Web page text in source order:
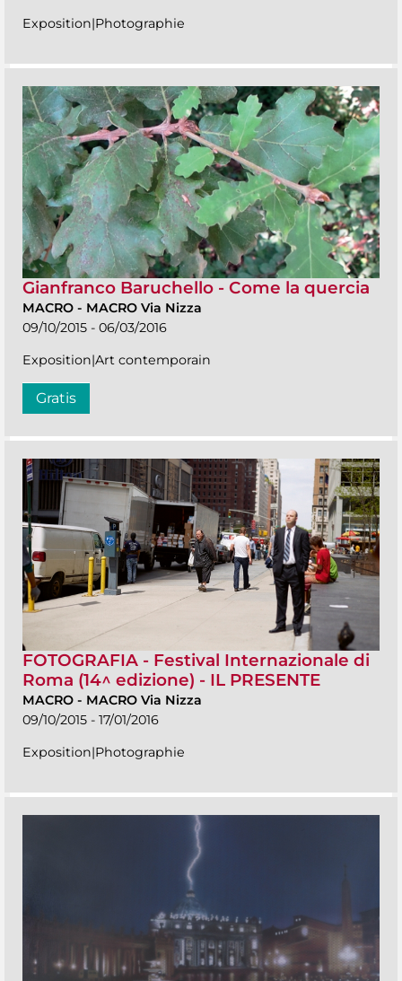
Exposition|Photographie
Gianfranco Baruchello - Come la quercia
MACRO - MACRO Via Nizza
09/10/2015 - 06/03/2016
Exposition|Art contemporain
Gratis
FOTOGRAFIA - Festival Internazionale di
Roma (14^ edizione) - IL PRESENTE
MACRO - MACRO Via Nizza
09/10/2015 - 17/01/2016
Exposition|Photographie